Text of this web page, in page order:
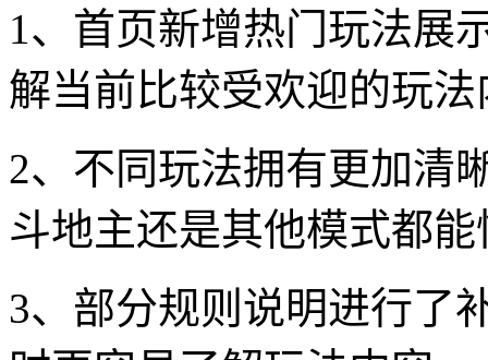
1、首页新增热门玩法展
解当前比较受欢迎的玩法
2、不同玩法拥有更加清
斗地主还是其他模式都
3、部分规则说明进行了